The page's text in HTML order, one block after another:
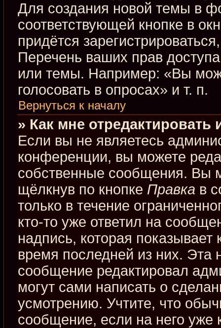
Для создания новой темы в
соответствующей кнопке в
придётся
Перечень ваших прав
или темы. Например: «Вы
голосовать в опросах» и т. п.
Вернуться к началу
» Как мне
Если вы не являетесь
конференции, вы можете
собственные сообщения. Вы
щёлкнув по кнопке Правка в
только в течение
кто-то уже ответил на
надпись, которая показывает
время последней из них. Эта
сообщение редактировал
могут сами написать о
усмотрению. Учтите, что
сообщение, если на него уже